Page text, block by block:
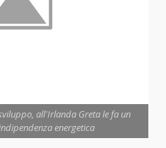
all'Irlanda Greta le fa un
energetica